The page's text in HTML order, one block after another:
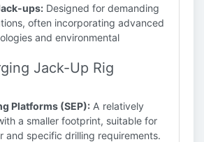
ups: Designed for demanding
often incorporating advanced
and environmental
Jack-Up Rig
Platforms (SEP): A relatively
a smaller footprint, suitable for
and specific drilling requirements.